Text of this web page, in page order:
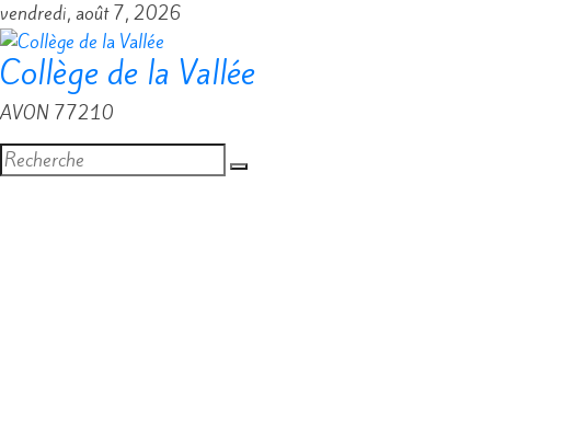
Passer
au
contenu
vendredi, août 7, 2026
Collège de la Vallée
AVON 77210